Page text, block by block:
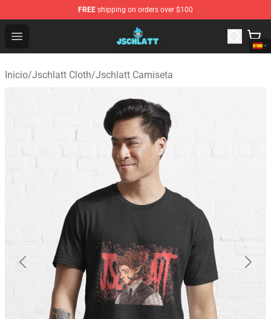
FREE shipping on orders over $100
Open menu
Jschlatt Store - Official Jschlatt Merchandise Shop
Inicio/Jschlatt Cloth/Jschlatt Camiseta